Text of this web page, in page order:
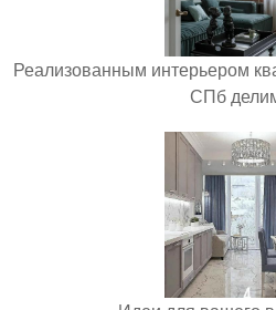
Реализованным интерьером
СПб